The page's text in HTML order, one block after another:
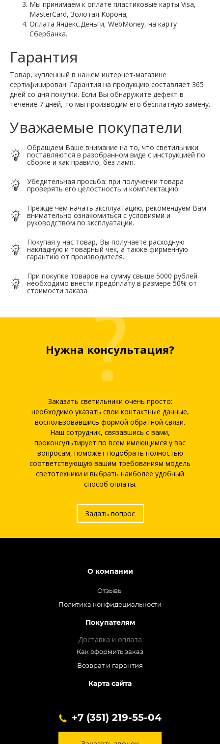
Мы принимаем к оплате пластиковые карты Visa,
MasterCard, Золотая Корона;
Оплата Яндекс.Деньги, WebMoney, на карту
Сбербанка.
Гарантия
Товар, купленный в нашем интернет-магазине
сертифицирован. Гарантия на продукцию составляет 365
дней со дня покупки. Если Вы обнаружите дефект в
течение 7 дней, то мы производим его бесплатную замену.
Уважаемые покупатели
Обращаем Ваше внимание на то, что светильники
поставляются в разобранном виде с инструкцией по
сборке и как правило, без ламп.
Убедительная просьба: при получении товара
проверять его целостность и комплектацию.
Прежде чем начать эксплуатацию, рекомендуем Вам
внимательно ознакомиться с условиями и
руководством по эксплуатации.
Покупая у нас товар, Вы получаете расходную
накладную и товарный чек, а также фирменную
гарантию от производителя.
При покупке товаров на сумму свыше 5000 рублей
необходимо внести предоплату в размере 50% от
стоимости заказа.
Нужна консультация?
Заказать светильники очень просто:
необходимо указать свои контактные данные,
воспользовавшись формой обратной связи.
Наш сотрудник, связавшись с вами,
проконсультирует по всем имеющимся у вас
вопросам, поможет подобрать полностью
соответствующую вашим требованиям модель
светотехники и выбрать наиболее удобный
способ оплаты.
Задать вопрос
О компании
Отзывы
Политика конфидециальности
Покупателям
Доставка и оплата
Как оформить заказ
Возврат и гарантия
Карта сайта
+7 (351) 219-55-04